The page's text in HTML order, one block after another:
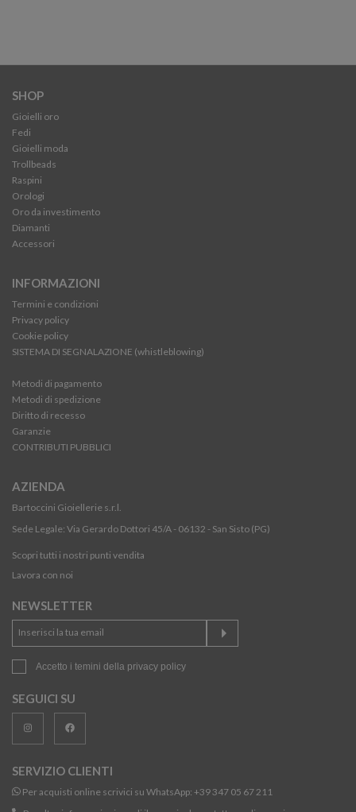
SHOP
Gioielli oro
Fedi
Gioielli moda
Trollbeads
Raspini
Orologi
Oro da investimento
Diamanti
Accessori
INFORMAZIONI
Termini e condizioni
Privacy policy
Cookie policy
SISTEMA DI SEGNALAZIONE (whistleblowing)
Metodi di pagamento
Metodi di spedizione
Diritto di recesso
Garanzie
CONTRIBUTI PUBBLICI
AZIENDA
Bartoccini Gioiellerie s.r.l.
Sede Legale: Via Gerardo Dottori 45/A - 06132 - San Sisto (PG)
Scopri tutti i nostri punti vendita
Lavora con noi
NEWSLETTER
Accetto i temini della privacy policy
SEGUICI SU
SERVIZIO CLIENTI
Per acquisti online scrivici su WhatsApp: +39 347 05 67 211